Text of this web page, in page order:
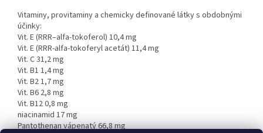
Vitaminy, provitaminy a chemicky definované látky s obdobnými
účinky:
Vit. E (RRR–alfa-tokoferol) 10,4 mg
Vit. E (RRR-alfa-tokoferyl acetát) 11,4 mg
Vit. C 31,2 mg
Vit. B1 1,4 mg
Vit. B2 1,7 mg
Vit. B6 2,8 mg
Vit. B12 0,8 mg
niacinamid 17 mg
Pantothenan vápenatý 66,8 mg